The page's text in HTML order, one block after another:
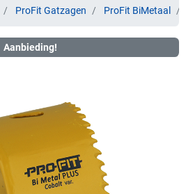
ProFit Gatzagen ProFit BiMetaal
Aanbieding!